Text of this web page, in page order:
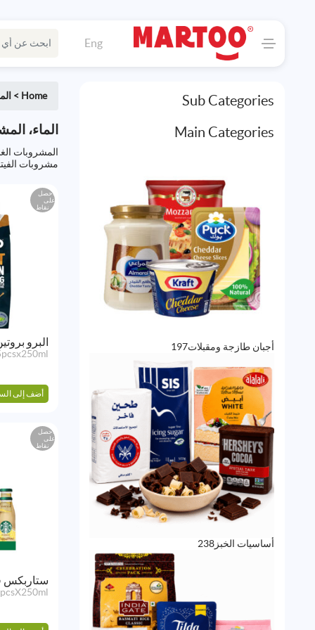
Eng
Sub Categories
Main Categories
أجبان طازجة ومقبلات197
197
أساسيات الخبز 238
238
Home
>
الماء،
المشروبات
مشروبات
احصل
على
نقاط
البرو
أضف إلى
احصل
على
نقاط
ستاربكس